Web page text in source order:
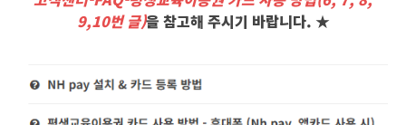
9,10번 글)을 참고해 주시기 바랍니다. ★